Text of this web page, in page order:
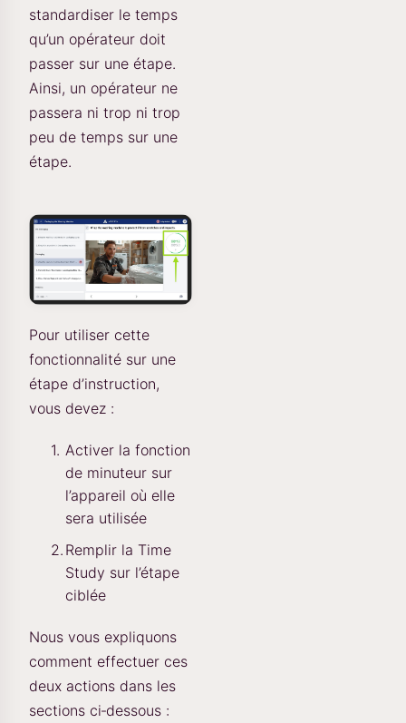
standardiser le temps
qu’un opérateur doit
passer sur une étape.
Ainsi, un opérateur ne
passera ni trop ni trop
peu de temps sur une
étape.
Pour utiliser cette
fonctionnalité sur une
étape d’instruction,
vous devez :
Activer la fonction
de minuteur sur
l’appareil où elle
sera utilisée
Remplir la Time
Study sur l’étape
ciblée
Nous vous expliquons
comment effectuer ces
deux actions dans les
sections ci‑dessous :